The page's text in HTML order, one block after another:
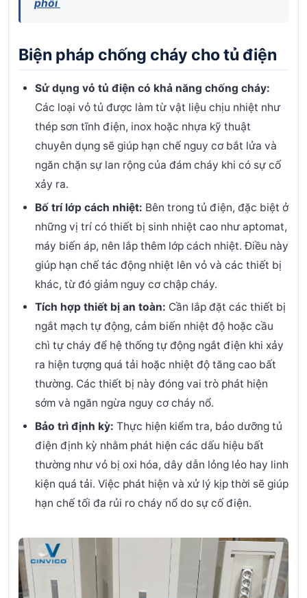
phối
Biện pháp chống cháy cho tủ điện
Sử dụng vỏ tủ điện có khả năng chống cháy:
Các loại vỏ tủ được làm từ vật liệu chịu nhiệt như
thép sơn tĩnh điện, inox hoặc nhựa kỹ thuật
chuyên dụng sẽ giúp hạn chế nguy cơ bắt lửa và
ngăn chặn sự lan rộng của đám cháy khi có sự cố
xảy ra.
Bố trí lớp cách nhiệt: Bên trong tủ điện, đặc biệt ở
những vị trí có thiết bị sinh nhiệt cao như aptomat,
máy biến áp, nên lắp thêm lớp cách nhiệt. Điều này
giúp hạn chế tác động nhiệt lên vỏ và các thiết bị
khác, từ đó giảm nguy cơ chập cháy.
Tích hợp thiết bị an toàn: Cần lắp đặt các thiết bị
ngắt mạch tự động, cảm biến nhiệt độ hoặc cầu
chì tự cháy để hệ thống tự động ngắt điện khi xảy
ra hiện tượng quá tải hoặc nhiệt độ tăng cao bất
thường. Các thiết bị này đóng vai trò phát hiện
sớm và ngăn ngừa nguy cơ cháy nổ.
Bảo trì định kỳ: Thực hiện kiểm tra, bảo dưỡng tủ
điện định kỳ nhằm phát hiện các dấu hiệu bất
thường như vỏ bị oxi hóa, dây dẫn lỏng lẻo hay linh
kiện quá tải. Việc phát hiện và xử lý kịp thời sẽ giúp
hạn chế tối đa rủi ro cháy nổ do sự cố điện.